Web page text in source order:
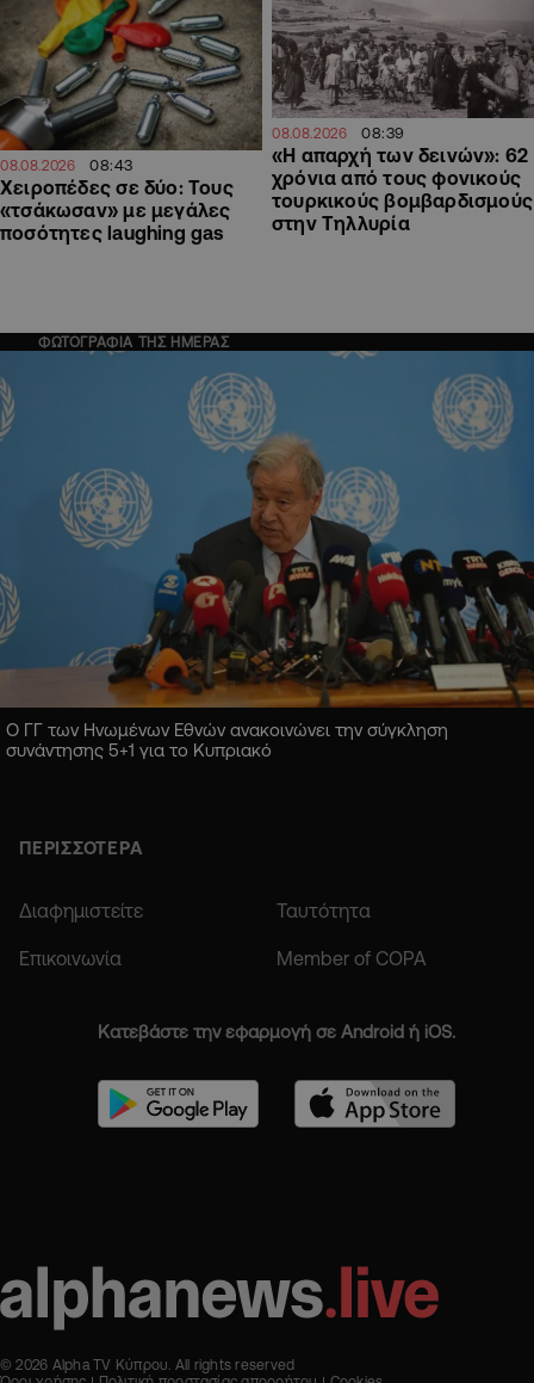
08.08.2026 08:43
Χειροπέδες σε δύο: Τους
«τσάκωσαν» με μεγάλες
ποσότητες laughing gas
08.08.2026 08:39
«Η απαρχή των δεινών»: 62
χρόνια από τους φονικούς
τουρκικούς βομβαρδισμούς
στην Τηλλυρία
ΦΩΤΟΓΡΑΦΙΑ ΤΗΣ ΗΜΕΡΑΣ
Ο ΓΓ των Ηνωμένων Εθνών ανακοινώνει την σύγκληση
συνάντησης 5+1 για το Κυπριακό
ΠΕΡΙΣΣΟΤΕΡΑ
Διαφημιστείτε Ταυτότητα
Επικοινωνία Member of COPA
Κατεβάστε την εφαρμογή σε Android ή iOS.
© 2026 Alpha TV Κύπρου. All rights reserved